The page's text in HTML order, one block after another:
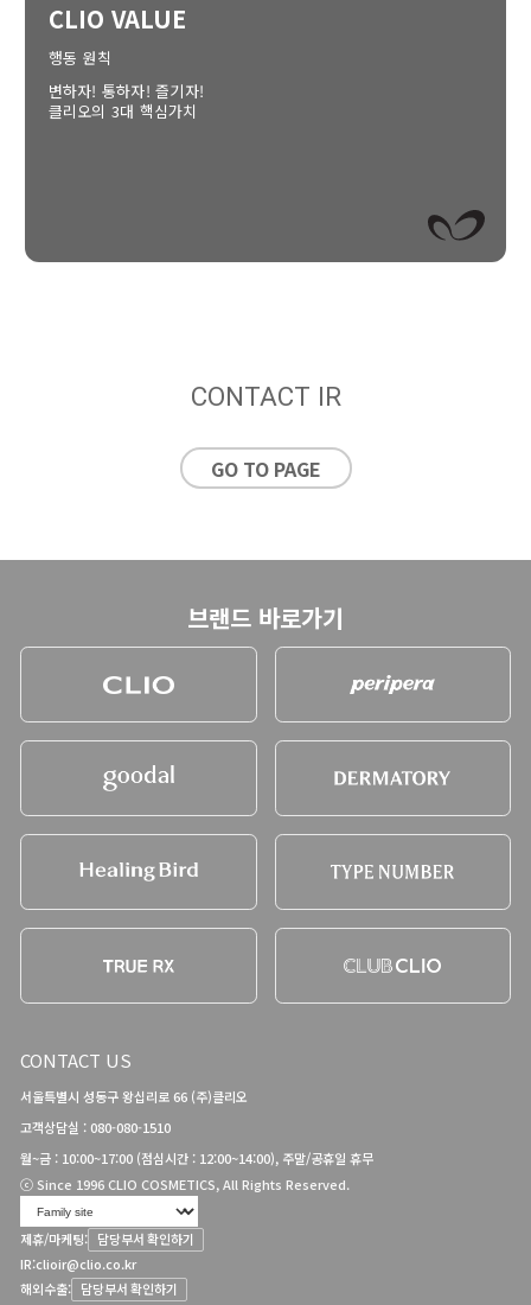
CLIO VALUE
행동 원칙
변하자! 통하자! 즐기자!
클리오의 3대 핵심가치
CONTACT IR
GO TO PAGE
브랜드 바로가기
CONTACT US
서울특별시 성동구 왕십리로 66 (주)클리오
고객상담실 : 080-080-1510
월~금 : 10:00~17:00 (점심시간 : 12:00~14:00), 주말/공휴일 휴무
ⓒ Since 1996 CLIO COSMETICS, All Rights Reserved.
제휴/마케팅: 담당부서 확인하기
IR:clioir@clio.co.kr
해외수출: 담당부서 확인하기